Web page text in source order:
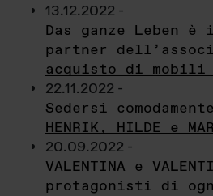
13.12.2022 -
Das ganze Leben è
partner
acquisto di mobili
22.11.2022 -
Sedersi
HENRIK, HILDE e
20.09.2022 -
VALENTINA e
protagonisti di